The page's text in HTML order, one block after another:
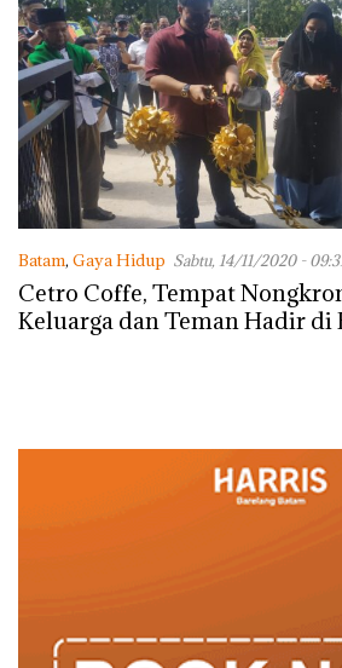
Batam, Gaya Hidup Sabtu, 14/11/2020 -
Cetro Coffe, Tempat
Keluarga dan Teman Hadir di